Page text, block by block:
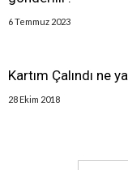
6 Temmuz 2023
Kartım Çalındı ne
28 Ekim 2018